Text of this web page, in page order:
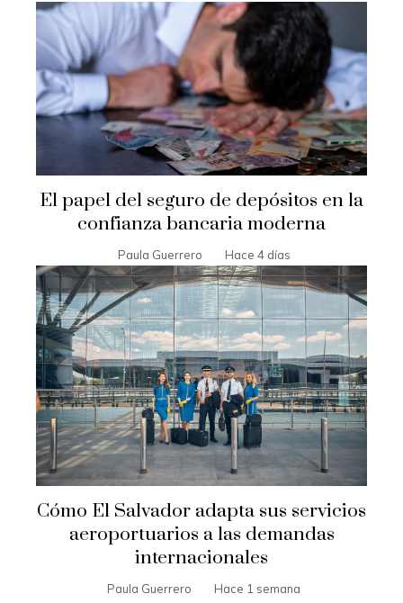
El papel del seguro de depósitos en la
confianza bancaria moderna
Paula Guerrero Hace 4 días
Cómo El Salvador adapta sus servicios
aeroportuarios a las demandas
internacionales
Paula Guerrero Hace 1 semana